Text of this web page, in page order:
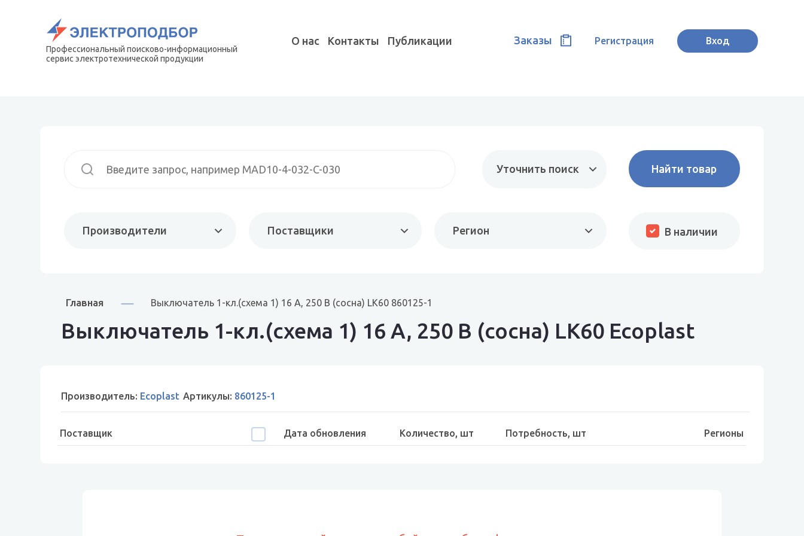
Профессиональный поисково-информационный
сервис электротехнической продукции
О нас Контакты Публикации Заказы Регистрация Вход
Уточнить поиск
Производители Поставщики Регион В наличии
Главная Выключатель 1-кл.(схема 1) 16 A, 250 B (сосна) LK60 860125-1
Выключатель 1-кл.(схема 1) 16 A, 250 B (сосна) LK60 Ecoplast
Производитель: Ecoplast Артикулы: 860125-1
Поставщик Дата обновления Количество, шт Потребность, шт Регионы